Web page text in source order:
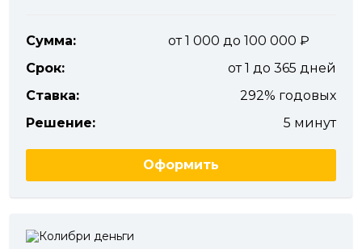
Сумма:
от 1 000 до 100 000
Срок:
от 1 до 365 дней
Ставка:
292% годовых
Решение:
5 минут
Оформить